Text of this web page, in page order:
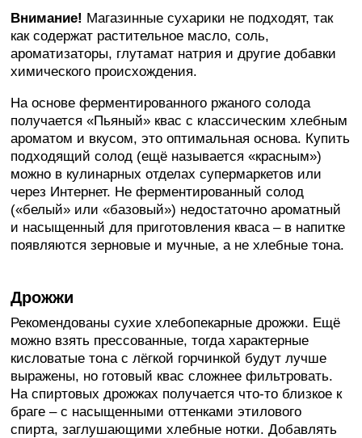
Внимание! Магазинные сухарики не подходят, так
как содержат растительное масло, соль,
ароматизаторы, глутамат натрия и другие добавки
химического происхождения.
На основе ферментированного ржаного солода
получается «Пьяный» квас с классическим хлебным
ароматом и вкусом, это оптимальная основа. Купить
подходящий солод (ещё называется «красным»)
можно в кулинарных отделах супермаркетов или
через Интернет. Не ферментированный солод
(«белый» или «базовый») недостаточно ароматный
и насыщенный для приготовления кваса – в напитке
появляются зерновые и мучные, а не хлебные тона.
Дрожжи
Рекомендованы сухие хлебопекарные дрожжи. Ещё
можно взять прессованные, тогда характерные
кисловатые тона с лёгкой горчинкой будут лучше
выражены, но готовый квас сложнее фильтровать.
На спиртовых дрожжах получается что-то близкое к
браге – с насыщенными оттенками этилового
спирта, заглушающими хлебные нотки. Добавлять